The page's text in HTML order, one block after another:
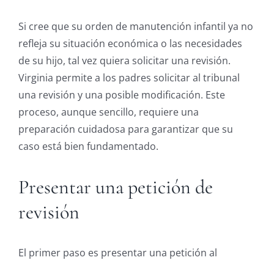
Si cree que su orden de manutención infantil ya no
refleja su situación económica o las necesidades
de su hijo, tal vez quiera solicitar una revisión.
Virginia permite a los padres solicitar al tribunal
una revisión y una posible modificación. Este
proceso, aunque sencillo, requiere una
preparación cuidadosa para garantizar que su
caso está bien fundamentado.
Presentar una petición de
revisión
El primer paso es presentar una petición al